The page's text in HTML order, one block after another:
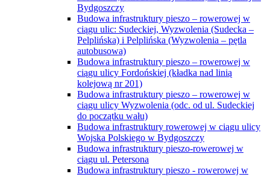
Bydgoszczy
Budowa infrastruktury pieszo – rowerowej w
ciągu ulic: Sudeckiej, Wyzwolenia (Sudecka –
Pelplińska) i Pelplińska (Wyzwolenia – pętla
autobusowa)
Budowa infrastruktury pieszo – rowerowej w
ciągu ulicy Fordońskiej (kładka nad linią
kolejową nr 201)
Budowa infrastruktury pieszo – rowerowej w
ciągu ulicy Wyzwolenia (odc. od ul. Sudeckiej
do początku wału)
Budowa infrastruktury rowerowej w ciągu ulicy
Wojska Polskiego w Bydgoszczy
Budowa infrastruktury pieszo-rowerowej w
ciągu ul. Petersona
Budowa infrastruktury pieszo - rowerowej w